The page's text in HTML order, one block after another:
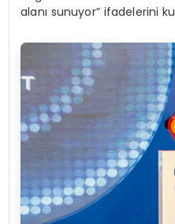
alanı sunuyor” ifadelerini